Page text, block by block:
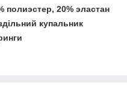
полиэстер, 20% эластан
купальник